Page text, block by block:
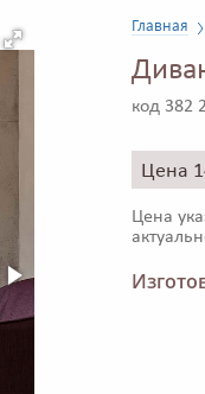
Главная
код 382
Цена
Цена